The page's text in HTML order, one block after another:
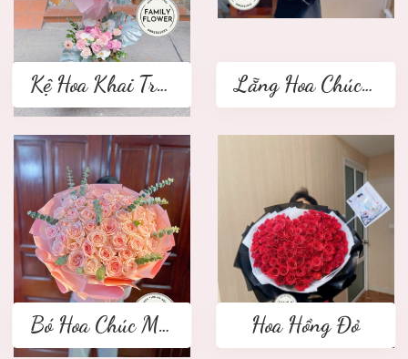
Kệ Hoa Khai Trương 2 tầng Lẵng Hoa Chúc Mừng
Bó Hoa Chúc Mừng Hoa Hồng Đỏ